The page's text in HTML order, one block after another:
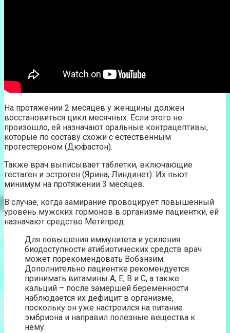
На протяжении 2 месяцев у женщины должен
восстановиться цикл месячных. Если этого не
произошло, ей назначают оральные контрацептивы,
которые по составу схожи с естественным
прогестероном (Дюфастон).
Также врач выписывает таблетки, включающие
гестаген и эстроген (Ярина, Линдинет). Их пьют
минимум на протяжении 3 месяцев.
В случае, когда замирание провоцирует повышенный
уровень мужских гормонов в организме пациентки, ей
назначают средство Метипред.
Для повышения иммунитета и усиления
биодоступности атибиотических средств врач
может порекомендовать Вобэнзим.
Дополнительно пациентке рекомендуется
принимать витамины A, E, B и C, а также
кальций – после замершей беременности
наблюдается их дефицит в организме,
поскольку он уже настроился на питание
эмбриона и направил полезные вещества к
нему.